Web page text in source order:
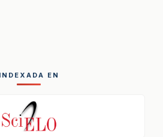
INDEXADA EN